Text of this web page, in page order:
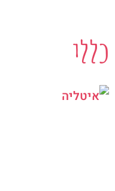
כללי